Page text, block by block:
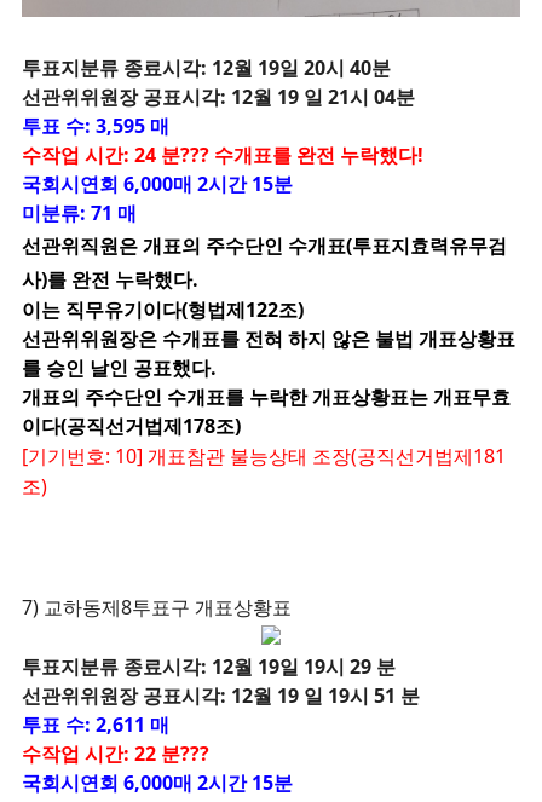
투표지분류 종료시각: 12월 19일 20시 40분
선관위위원장 공표시각: 12월 19 일 21시 04분
투표 수: 3,595 매
수작업 시간: 24 분??? 수개표를 완전 누락했다!
국회시연회 6,000매 2시간 15분
미분류: 71 매
선관위직원은 개표의 주수단인 수개표(투표지효력유무검
사)를 완전 누락했다.
이는 직무유기이다(형법제122조)
선관위위원장은 수개표를 전혀 하지 않은 불법 개표상황표
를 승인 날인 공표했다.
개표의 주수단인 수개표를 누락한 개표상황표는 개표무효
이다(공직선거법제178조)
[기기번호: 10] 개표참관 불능상태 조장(공직선거법제181
조)
7) 교하동제8투표구 개표상황표
투표지분류 종료시각: 12월 19일 19시 29 분
선관위위원장 공표시각: 12월 19 일 19시 51 분
투표 수: 2,611 매
수작업 시간: 22 분???
국회시연회 6,000매 2시간 15분